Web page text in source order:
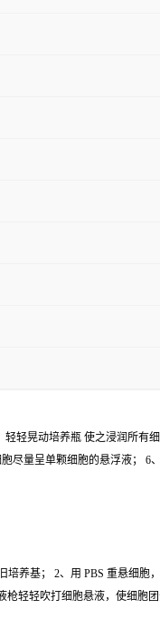
轻晃动培养瓶 使之浸润所
量呈单颗细胞的悬浮液； 6
养基； 2、用 PBS 重悬细胞
轻轻吹打细胞悬液，使细胞